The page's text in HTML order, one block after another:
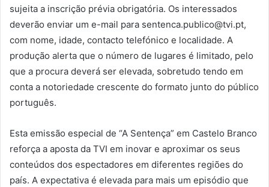
sujeita a inscrição prévia obrigatória. Os interessados
deverão enviar um e-mail para sentenca.publico@tvi.pt,
com nome, idade, contacto telefónico e localidade. A
produção alerta que o número de lugares é limitado, pelo
que a procura deverá ser elevada, sobretudo tendo em
conta a notoriedade crescente do formato junto do público
português.
Esta emissão especial de “A Sentença” em Castelo Branco
reforça a aposta da TVI em inovar e aproximar os seus
conteúdos dos espectadores em diferentes regiões do
país. A expectativa é elevada para mais um episódio que